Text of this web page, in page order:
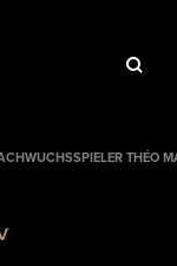
THÉO